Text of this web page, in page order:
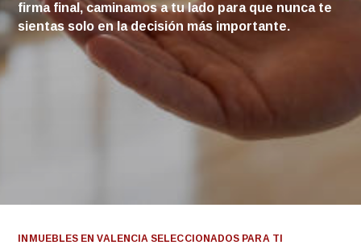
firma final, caminamos a tu lado para que nunca te
sientas solo en la decisión más importante.
INMUEBLES EN VALENCIA SELECCIONADOS PARA TI